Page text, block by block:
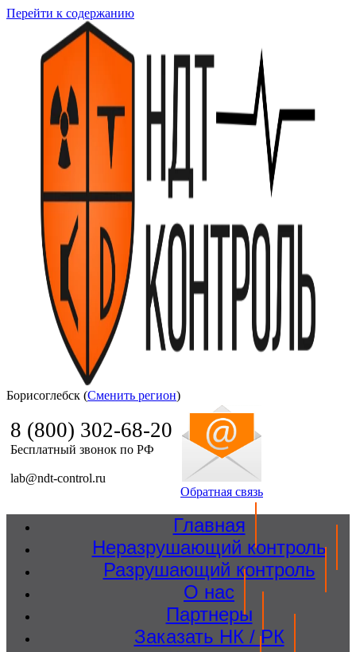
Перейти к содержанию
Ndt Control
Борисоглебск (Сменить регион)
8 (800) 302-68-20
Бесплатный звонок по РФ
lab@ndt-control.ru
Обратная связь
Главная
Неразрушающий контроль
Разрушающий контроль
О нас
Партнеры
Заказать НК / РК